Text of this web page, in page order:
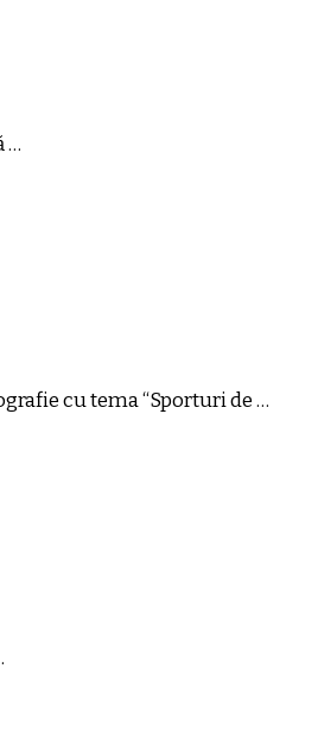
…
cu tema “Sporturi de …